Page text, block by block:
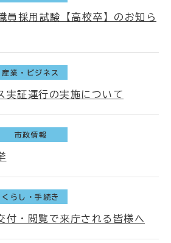
員採用試験【高校卒】のお知ら
産業・ビジネス
実証運行の実施について
市政情報
くらし・手続き
付・閲覧で来庁される皆様へ